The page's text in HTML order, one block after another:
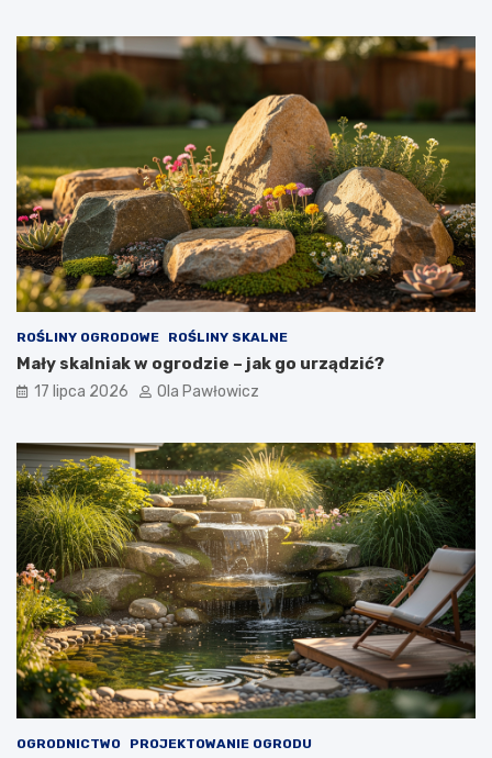
ROŚLINY OGRODOWE ROŚLINY SKALNE
Mały skalniak w ogrodzie – jak go urządzić?
17 lipca 2026 Ola Pawłowicz
OGRODNICTWO PROJEKTOWANIE OGRODU